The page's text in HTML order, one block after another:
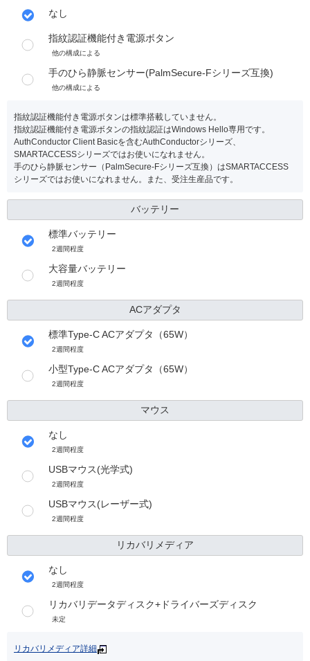
なし
指紋認証機能付き電源ボタン
他の構成による
手のひら静脈センサー(PalmSecure-Fシリーズ互換)
他の構成による
指紋認証機能付き電源ボタンは標準搭載していません。
指紋認証機能付き電源ボタンの指紋認証はWindows Hello専用です。
AuthConductor Client Basicを含むAuthConductorシリーズ、
SMARTACCESSシリーズではお使いになれません。
手のひら静脈センサー（PalmSecure-Fシリーズ互換）はSMARTACCESS
シリーズではお使いになれません。また、受注生産品です。
バッテリー
標準バッテリー
2週間程度
大容量バッテリー
2週間程度
ACアダプタ
標準Type-C ACアダプタ（65W）
2週間程度
小型Type-C ACアダプタ（65W）
2週間程度
マウス
なし
2週間程度
USBマウス(光学式)
2週間程度
USBマウス(レーザー式)
2週間程度
リカバリメディア
なし
2週間程度
リカバリデータディスク+ドライバーズディスク
未定
リカバリメディア詳細